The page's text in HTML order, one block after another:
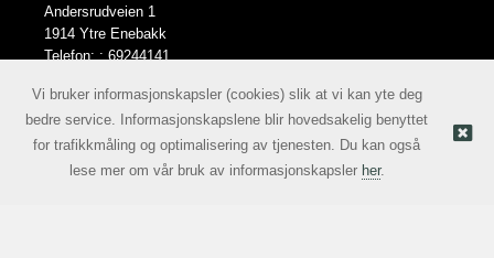
Andersrudveien 1
1914 Ytre Enebakk
Telefon: : 69244141
© Lascentrum Norge AS |Nettbutikk levert av Kréatif
Vi bruker informasjonskapsler (cookies) slik at vi kan yte deg
bedre service. Informasjonskapslene blir hovedsakelig benyttet
for trafikkmåling og optimalisering av tjenesten. Du kan også
lese mer om vår bruk av informasjonskapsler her.